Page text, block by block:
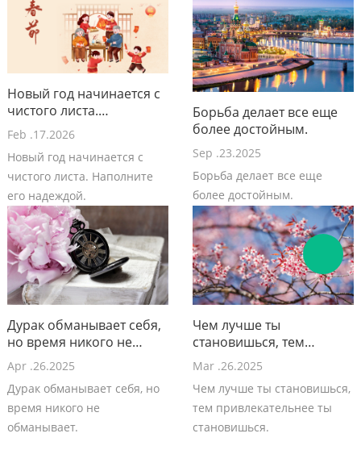
Новый год начинается с
чистого листа.
Наполните его
надеждой.
Feb .17.2026
Новый год начинается с
чистого листа. Наполните
его надеждой.
Борьба делает все еще
более достойным.
Sep .23.2025
Борьба делает все еще
более достойным.
Дурак обманывает себя,
но время никого не
обманывает.
Apr .26.2025
Дурак обманывает себя, но
время никого не
обманывает.
Чем лучше ты
становишься, тем
привлекательнее ты
становишься.
Mar .26.2025
Чем лучше ты становишься,
тем привлекательнее ты
становишься.